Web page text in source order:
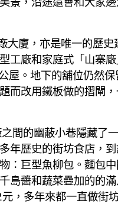
廈，亦是唯一的歷
工廠和家庭式「山寨
。地下的舖位仍然
而改用鐵板做的摺閘
間的幽蔽小巷隱藏了
歷史的街坊食店，
：巨型魚柳包。麵包
島醬和蔬菜疊加的的
，多年來都一直做街